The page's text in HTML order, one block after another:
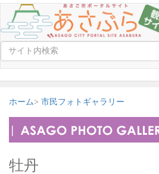
ホーム 市民フォトギャラリー
牡丹